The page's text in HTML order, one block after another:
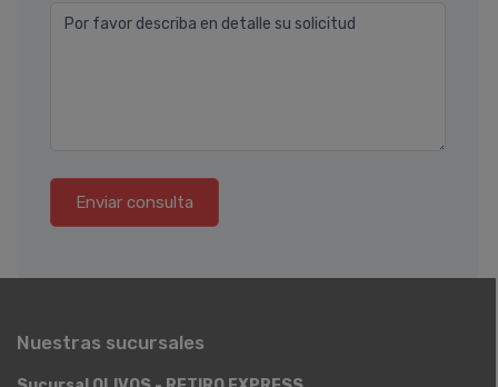
Por favor describa en detalle su solicitud
Enviar consulta
Nuestras sucursales